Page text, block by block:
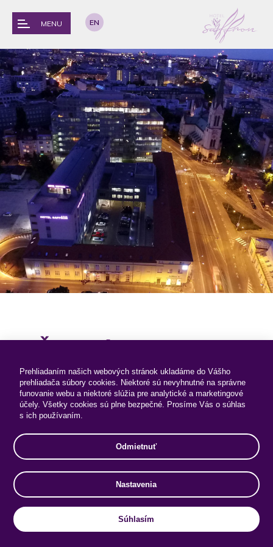
MENU EN
Špeciálne ponuky
Prehliadaním našich webových stránok ukladáme do Vášho
prehliadača súbory cookies. Niektoré sú nevyhnutné na správne
funovanie webu a niektoré slúžia pre analytické a marketingové
účely. Všetky cookies sú plne bezpečné. Prosíme Vás o súhlas
s ich používaním.
Odmietnuť
Nastavenia
Súhlasím